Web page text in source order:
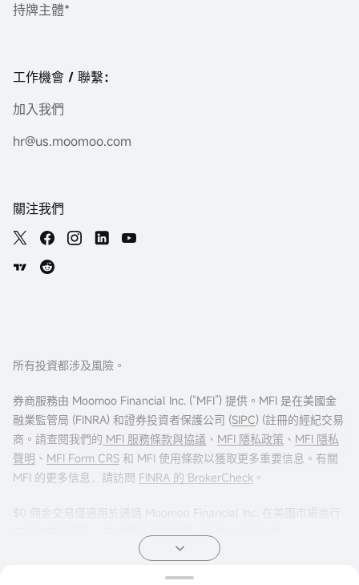
持牌主體*
工作機會 / 聯繫：
加入我們
hr@us.moomoo.com
關注我們
所有投資都涉及風險。
券商服務由 Moomoo Financial Inc. (“MFI”) 提供。MFI 是在美國金
融業監管局 (FINRA) 和證券投資者保護公司 (SIPC) (註冊的經紀交易
商。請查閱我們的 MFI 服務條款與協議 、 MFI 隱私政策 、 MFI 隱私
聲明 、 MFI Form CRS 和 MFI 使用條款以獲取更多重要信息。有關
MFI 的更多信息，請訪問 FINRA 的 BrokerCheck 。
$0 佣金交易僅適用於通過 Moomoo Financial Inc. 在美國市場進行
交易的美國居民。其他費用可能適用。更多信息請訪問
。